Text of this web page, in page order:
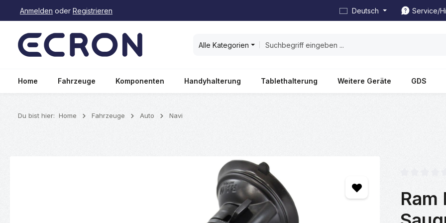
Zur Hauptnavigation springen
Anmelden oder Registrieren Deutsch Service/
Alle Kategorien
Home Fahrzeuge Komponenten Handyhalterung Tablethalterung Weitere Geräte GDS
Du bist hier: Home Fahrzeuge Auto Navi